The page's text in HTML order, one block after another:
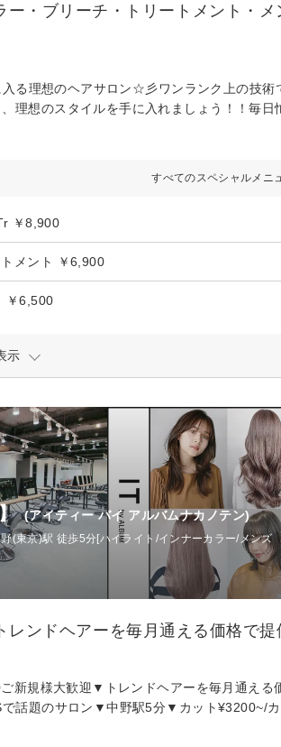
・ブリーチ・トリートメント・メ
る理想のヘアサロン☆彡ワンランク上の技術
理想のスタイルを手に入れましょう！！毎日
すべてのスペシャルメニ
￥8,900
メント ￥6,900
￥6,500
示
(アイティー バイ アルバムナカノテン)
(東京)駅 徒歩5分[ハイライト/インナーカラー/メンズ
ンドヘアーを毎月通える価格で提
新規様大歓迎▼トレンドヘアーを毎月通える
話題のサロン▼中野駅5分▼カット¥3200~/